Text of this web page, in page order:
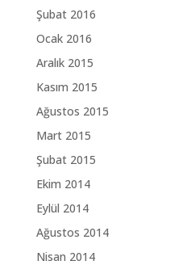
Şubat 2016
Ocak 2016
Aralık 2015
Kasım 2015
Ağustos 2015
Mart 2015
Şubat 2015
Ekim 2014
Eylül 2014
Ağustos 2014
Nisan 2014